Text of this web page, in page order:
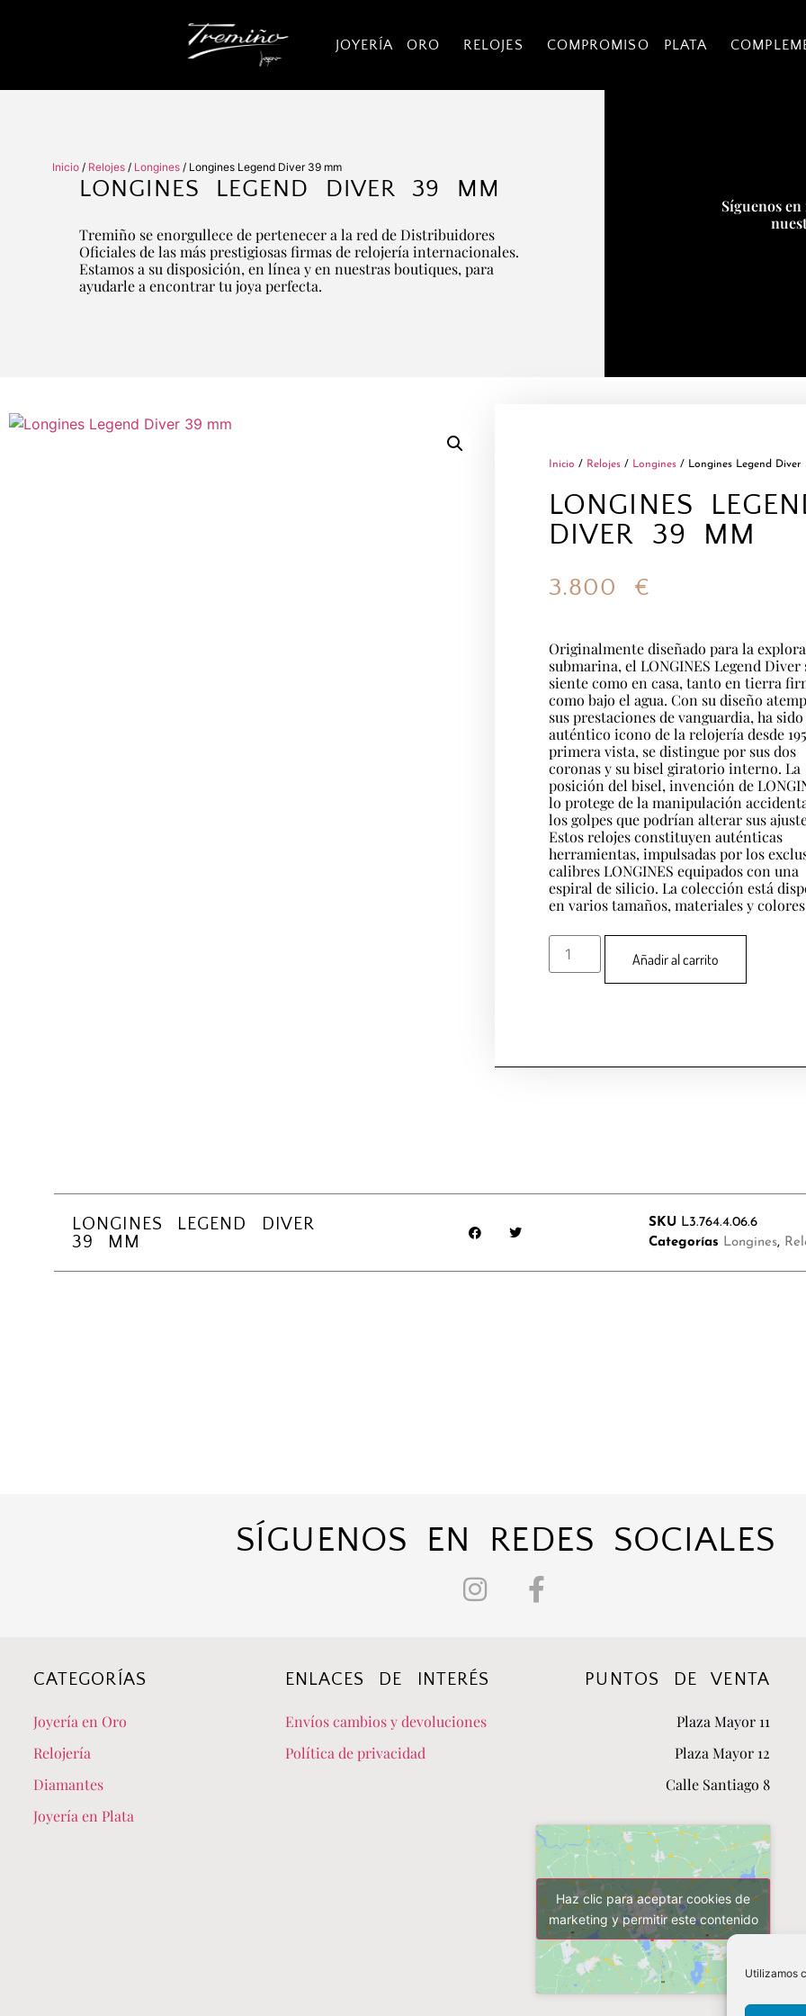
Utilizamos
JOYERÍA ORO RELOJES COMPROMISO PLATA
Inicio / Relojes / Longines / Longines Legend Diver 39 mm
LONGINES LEGEND DIVER 39 MM
Tremiño se enorgullece de pertenecer a la red de Distribuidores
Oficiales de las más prestigiosas firmas de relojería internacionales.
Estamos a su disposición, en línea y en nuestras boutiques, para
ayudarle a encontrar tu joya perfecta.
Síguenos
Inicio / Relojes / Longines / Longines Legend Diver
LONGINES
DIVER 39 MM
3.800 €
Originalmente diseñado para la
submarina, el LONGINES Legend Diver
siente como en casa, tanto en tierra
como bajo el agua. Con su diseño
sus prestaciones de vanguardia, ha
auténtico icono de la relojería desde
primera vista, se distingue por sus dos
coronas y su bisel giratorio interno. La
posición del bisel, invención de
lo protege de la manipulación
los golpes que podrían alterar sus
Estos relojes constituyen auténticas
herramientas, impulsadas por los
calibres LONGINES equipados con una
espiral de silicio. La colección está
en varios tamaños, materiales y
Añadir al carrito
LONGINES LEGEND DIVER
39 MM
SKU L3.764.4.06.6
Categorías Longines,
SÍGUENOS EN REDES SOCIALES
CATEGORÍAS
Joyería en Oro
Relojería
Diamantes
Joyería en Plata
ENLACES DE INTERÉS
Envíos cambios y devoluciones
Política de privacidad
PUNTOS DE VENTA
Plaza Mayor 11
Plaza Mayor 12
Calle Santiago 8
Haz clic para aceptar cookies de
marketing y permitir este contenido